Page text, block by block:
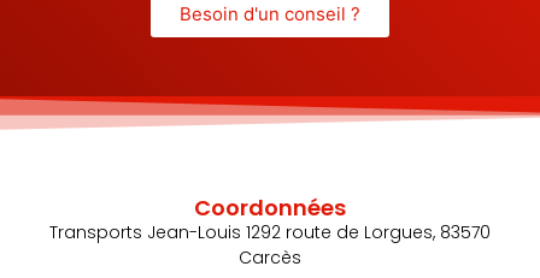
Besoin d'un conseil ?
Coordonnées
Transports Jean-Louis 1292 route de Lorgues, 83570
Carcès